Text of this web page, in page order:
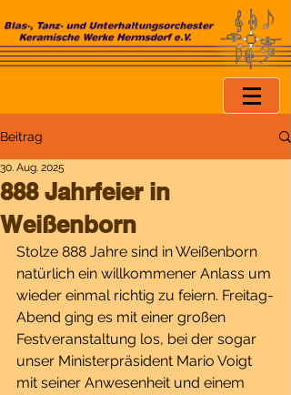
Beitrag
888 Jahrfeier in
Weißenborn
30. Aug. 2025
Stolze 888 Jahre sind in Weißenborn
natürlich ein willkommener Anlass um
wieder einmal richtig zu feiern. Freitag-
Abend ging es mit einer großen
Festveranstaltung los, bei der sogar
unser Ministerpräsident Mario Voigt
mit seiner Anwesenheit und einem